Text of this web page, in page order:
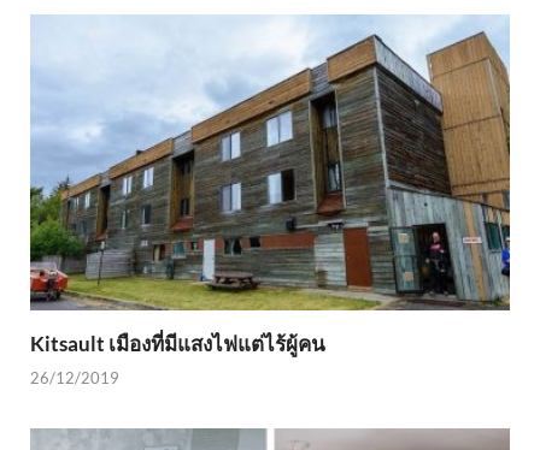
Kitsault เมืองที่มีแสงไฟแต่ไร้ผู้คน
26/12/2019